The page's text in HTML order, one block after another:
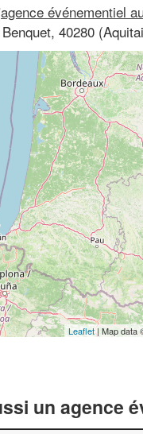
agence événementiel
40280
Leaflet| Map data
un agence